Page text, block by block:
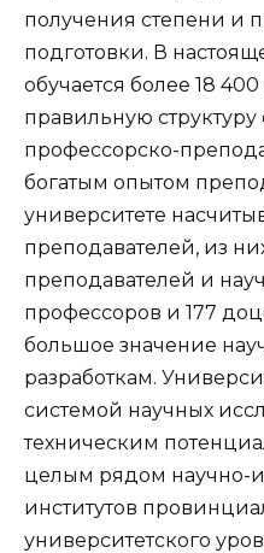
получения степени и
подготовки. В
обучается более 18
правильную
профессорско-
богатым опытом
университете
преподавателей, из
преподавателей и
профессоров и 177
большое значение
разработкам.
системой научных
техническим
целым рядом научно-
институтов
университетского